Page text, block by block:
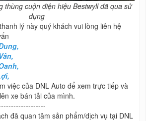
thùng cuộn điện hiệu Bestwyll đã qua sử
dụng
lý này quý khách vui lòng liên hệ
việc của DNL Auto để xem trực tiếp và
xe bán tải của mình.
đã quan tâm sản phẩm/dịch vụ tại DNL